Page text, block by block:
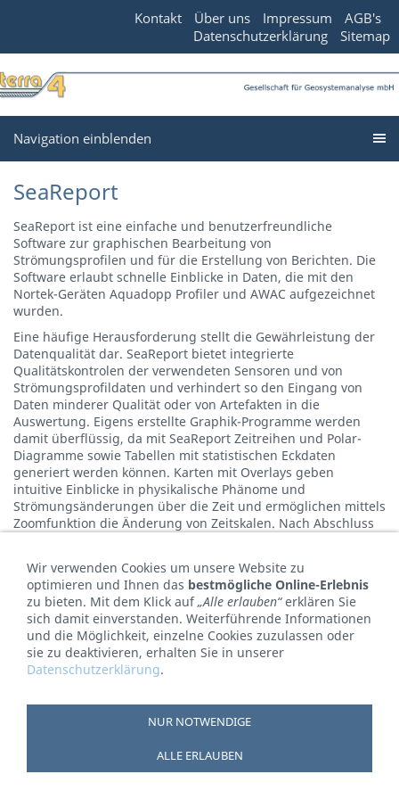
Kontakt Über uns Impressum
AGB's
Datenschutzerklärung
Sitemap
Navigation einblenden
SeaReport
SeaReport ist eine einfache und benutzerfreundliche
Software zur graphischen Bearbeitung von
Strömungsprofilen und für die Erstellung von Berichten. Die
Software erlaubt schnelle Einblicke in Daten, die mit den
Nortek-Geräten Aquadopp Profiler und AWAC aufgezeichnet
wurden.
Eine häufige Herausforderung stellt die Gewährleistung der
Datenqualität dar. SeaReport bietet integrierte
Qualitätskontrolen der verwendeten Sensoren und von
Strömungsprofildaten und verhindert so den Eingang von
Daten minderer Qualität oder von Artefakten in die
Auswertung. Eigens erstellte Graphik-Programme werden
damit überflüssig, da mit SeaReport Zeitreihen und Polar-
Diagramme sowie Tabellen mit statistischen Eckdaten
generiert werden können. Karten mit Overlays geben
intuitive Einblicke in physikalische Phänome und
Strömungsänderungen über die Zeit und ermöglichen mittels
Zoomfunktion die Änderung von Zeitskalen. Nach Abschluss
im NetCDF-Format unter Matlab bearbeitet werden.
Weitere Informationen bei Nortek.
Software kann nach der Registrierung von derNortek-Seite
heruntergeladen werden. Der für die Initialisierung
benötigte License Key wird per Email zugesandt.
Wir verwenden Cookies um unsere Website zu
optimieren und Ihnen das bestmögliche Online-Erlebnis
zu bieten. Mit dem Klick auf„Alle erlauben“erklären Sie
sich damit einverstanden. Weiterführende Informationen
und die Möglichkeit, einzelne Cookies zuzulassen oder
sie zu deaktivieren, erhalten Sie in unserer
Datenschutzerklärung.
NUR NOTWENDIGE
ALLE ERLAUBEN